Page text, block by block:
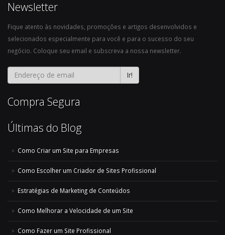
Newsletter
Fique atento às novidades, promoções e artigos desenvolvidos e
selecionados especialmente para você e para o sucesso do seu
negócio. Coloque seu email e subscreva a nossa newsletter.
Ir!
Compra Segura
Últimas do Blog
Como Criar um Site para Empresas
Como Escolher um Criador de Sites Profissional
Estratégias de Marketing de Conteúdos
Como Melhorar a Velocidade de um Site
Como Fazer um Site Profissional